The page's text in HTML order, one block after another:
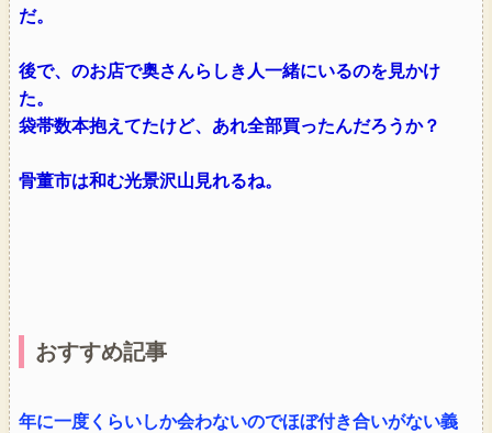
だ。
後で、のお店で奥さんらしき人一緒にいるのを見かけ
た。
袋帯数本抱えてたけど、あれ全部買ったんだろうか？
骨董市は和む光景沢山見れるね。
おすすめ記事
年に一度くらいしか会わないのでほぼ付き合いがない義